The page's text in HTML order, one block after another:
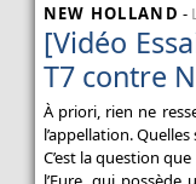
NEW HOLLAND -
[Vidéo
T7 contre
À priori, rien ne
l’appellation.
C’est la question